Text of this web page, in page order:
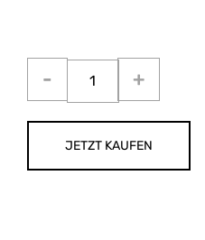
JETZT KAUFEN